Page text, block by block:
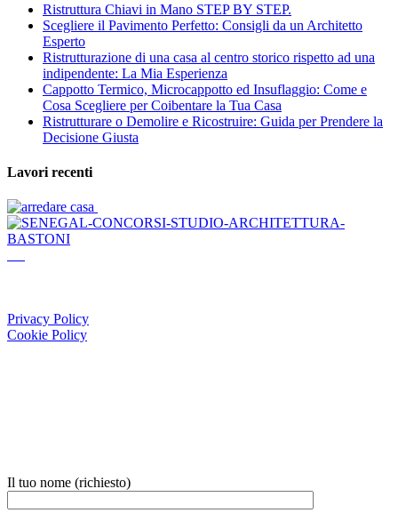
Ristruttura Chiavi in Mano STEP BY STEP.
Scegliere il Pavimento Perfetto: Consigli da un Architetto
Esperto
Ristrutturazione di una casa al centro storico rispetto ad una
indipendente: La Mia Esperienza
Cappotto Termico, Microcappotto ed Insuflaggio: Come e
Cosa Scegliere per Coibentare la Tua Casa
Ristrutturare o Demolire e Ricostruire: Guida per Prendere la
Decisione Giusta
Lavori recenti
Privacy Policy
Cookie Policy
Il tuo nome (richiesto)